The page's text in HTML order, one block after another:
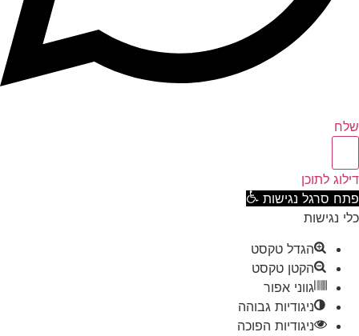
לתוכן
סרגל נגישות
נגישות
הגדל טקסט
הקטן טקסט
גווני אפור
ניגודיות גבוהה
ניגודיות הפוכה